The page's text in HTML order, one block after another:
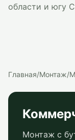
области и югу
Главная/Монтаж/
Монтаж с